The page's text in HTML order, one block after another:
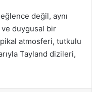
değil, aynı
duygusal bir
atmosferi, tutkulu
Tayland dizileri,